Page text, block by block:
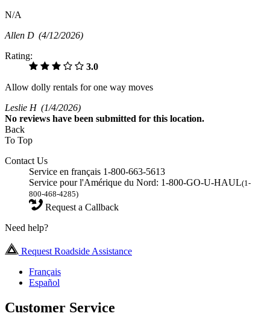
N/A
Allen D (4/12/2026)
Rating:
3.0
Allow dolly rentals for one way moves
Leslie H (1/4/2026)
No reviews have been submitted for this location.
Back
To Top
Contact Us
Service en français 1-800-663-5613
Service pour l'Amérique du Nord: 1-800-GO-U-HAUL(1-
800-468-4285)
Request a Callback
Need help?
Request Roadside Assistance
Français
Español
Customer Service